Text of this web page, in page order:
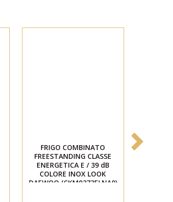
FRIGO COMBINATO
FREESTANDING CLASSE
ENERGETICA E / 39 dB
COLORE INOX LOOK
DAEWOO (CKM0373ELNA0)